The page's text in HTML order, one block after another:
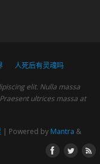
人死后有灵魂吗
elit. Nulla massa
ultrices massa at
| Powered by Mantra &